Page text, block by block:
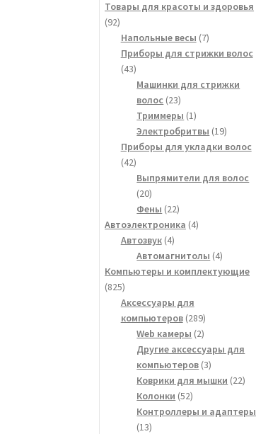
товара
Товары для красоты и здоровья
9292
товара
Напольные весы 77
товаров
Приборы для стрижки волос
4343
товара
Машинки для стрижки
волос 2323
товара
Триммеры 11
товар
Электробритвы 1919
товаров
Приборы для укладки волос
4242
товара
Выпрямители для волос
2020
товаров
Фены 2222
товара
Автоэлектроника 44
Автозвук 44
товара
Автомагнитолы 44
товара
Компьютеры и комплектующие
825825
товаров
Аксессуары для
компьютеров 289289
товаров
Web камеры 22
товара
Другие аксессуары для
компьютеров 33
товара
Коврики для мышки 2222
Колонки 5252
товара
Контроллеры и адаптеры
1313